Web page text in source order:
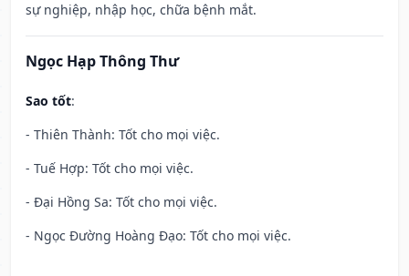
sự nghiệp, nhập học, chữa bệnh mắt.
Ngọc Hạp Thông Thư
Sao tốt:
- Thiên Thành: Tốt cho mọi việc.
- Tuế Hợp: Tốt cho mọi việc.
- Đại Hồng Sa: Tốt cho mọi việc.
- Ngọc Đường Hoàng Đạo: Tốt cho mọi việc.